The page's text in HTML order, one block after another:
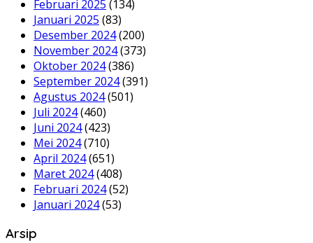
Februari 2025 (134)
Januari 2025 (83)
Desember 2024(200)
November 2024(373)
Oktober 2024(386)
September 2024(391)
Agustus 2024(501)
Juli 2024(460)
Juni 2024(423)
Mei 2024(710)
April 2024(651)
Maret 2024(408)
Februari 2024(52)
Januari 2024(53)
Arsip